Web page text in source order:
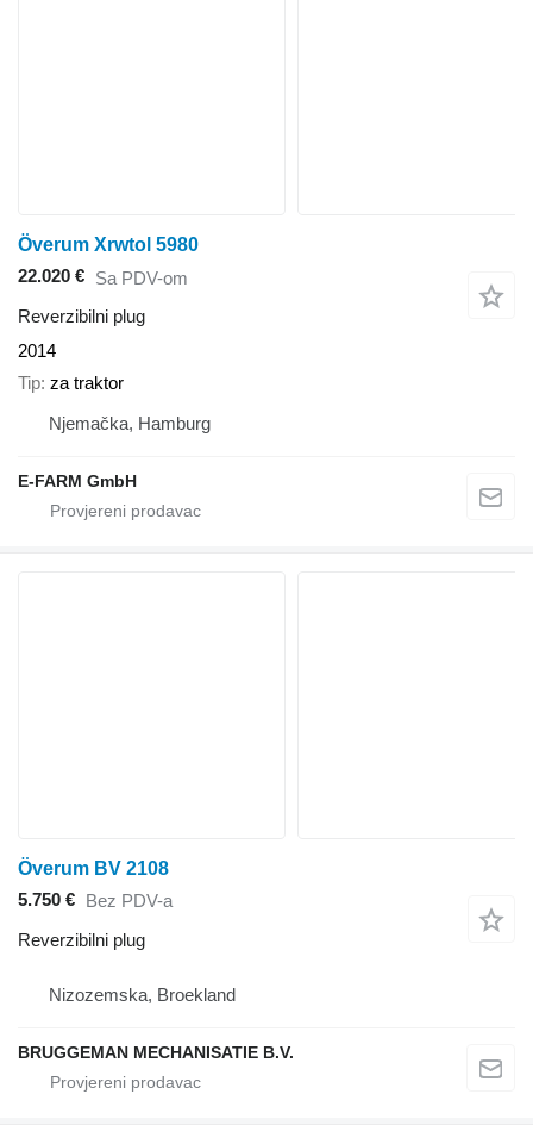
Överum Xrwtol 5980
22.020 € Sa PDV-om
Reverzibilni plug
2014
Tip za traktor
Njemačka, Hamburg
E-FARM GmbH
Överum BV 2108
5.750 € Bez PDV-a
Reverzibilni plug
Nizozemska, Broekland
BRUGGEMAN MECHANISATIE B.V.